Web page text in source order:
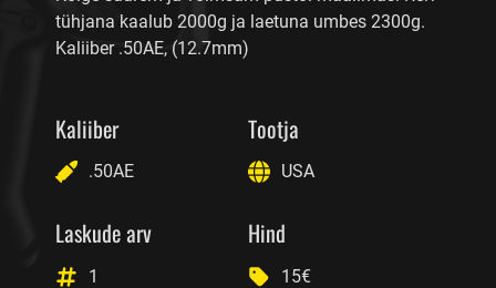
tühjana kaalub 2000g ja laetuna umbes 2300g.
Kaliiber .50AE, (12.7mm)
Kaliiber
.50AE
Tootja
USA
Laskude arv
1
Hind
15€